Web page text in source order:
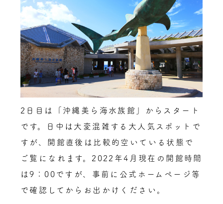
2日目は「沖縄美ら海水族館」からスタート
です。日中は大変混雑する大人気スポットで
すが、開館直後は比較的空いている状態で
ご覧になれます。2022年4月現在の開館時間
は9：00ですが、事前に公式ホームページ等
で確認してからお出かけください。